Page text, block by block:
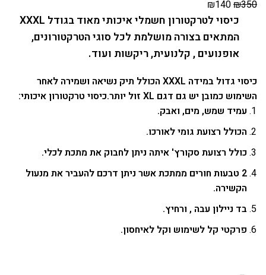
₪350
₪140
כיסוי לטרקטורון חשמלי איכותי מאוד בגודל XXXL
המתאים בצורה מושלמת לכל סוגי הטרקטורונים,
אופנועים , קלנועית, ריקשות ועוד.
כיסוי גדול במידה XXXL הכולל תיק נשיאה ושמירה לאחר
השימוש כמובן יש גם דגם XL זול יותר.
כיסוי טרקטורון איכותי:
עמיד שמש, מים, ואבק.
הכולל רצועת גומי לאורכו.
כולל רצועת סקורץ' איתה ניתן לחבוק את מתכת לכלי.
2 טבעות חורים ממתכת אשר ניתן דרכם להעביר את מנעול
הקשירה.
בד ניילון עבה , ורחיץ.
פרקטי קל לשימוש וקל לאיחסון.